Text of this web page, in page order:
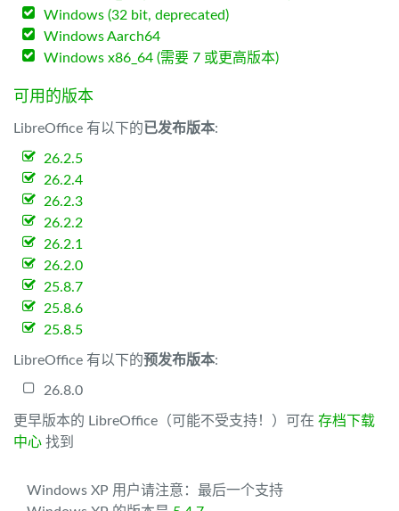
Windows (32 bit, deprecated)
Windows Aarch64
Windows x86_64 (需要 7 或更高版本)
可用的版本
LibreOffice 有以下的已发布版本:
26.2.5
26.2.4
26.2.3
26.2.2
26.2.1
26.2.0
25.8.7
25.8.6
25.8.5
LibreOffice 有以下的预发布版本:
26.8.0
更早版本的 LibreOffice（可能不受支持！）可在 存档下载
中心 找到
Windows XP 用户请注意：最后一个支持